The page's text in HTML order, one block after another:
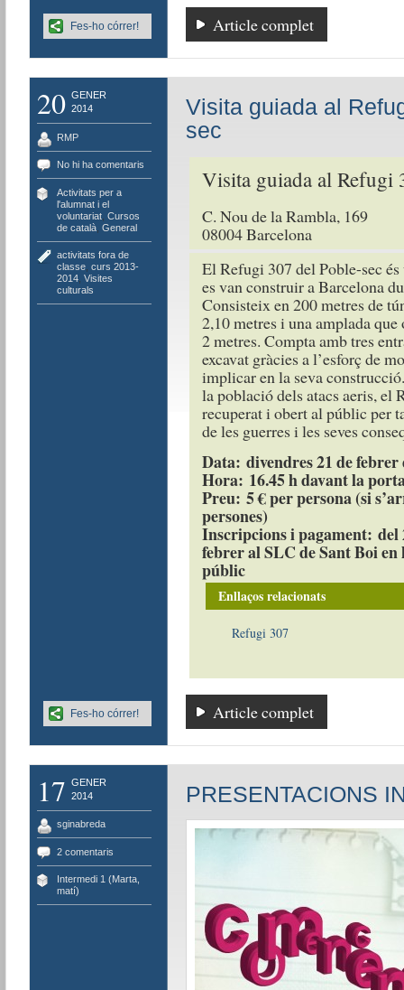
Article complet
Fes-ho córrer!
20 GENER
2014
RMP
No hi ha comentaris
Activitats per a
l'alumnat i el
voluntariat, Cursos
de català, General
activitats fora de
classe, curs 2013-
2014, Visites
culturals
Visita guiada al
sec
Visita guiada al Refugi
C. Nou de la Rambla, 169
08004 Barcelona
El Refugi 307 del Poble-sec
es van construir a Barcelona
Consisteix en 200 metres de
2,10 metres i una amplada que
2 metres. Compta amb tres
excavat gràcies a l’esforç de
implicar en la seva
la població dels atacs aeris, el
recuperat i obert al públic per
de les guerres i les seves
Data: divendres 21 de febrer
Hora: 16.45 h davant la
Preu: 5 € per persona (si
persones)
Inscripcions i pagament: del
febrer al SLC de Sant Boi
públic
Enllaços relacionats
Refugi 307
Article complet
Fes-ho córrer!
17 GENER
2014
sginabreda
2 comentaris
Intermedi 1 (Marta,
matí)
PRESENTACIONS